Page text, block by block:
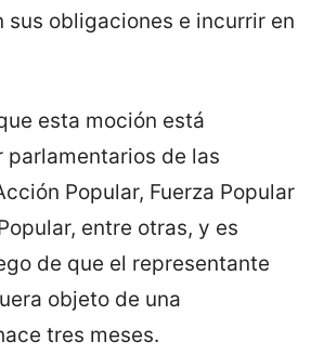
sus obligaciones e incurrir en
esta moción está
parlamentarios de las
Popular, Fuerza Popular
entre otras, y es
de que el representante
objeto de una
tres meses.